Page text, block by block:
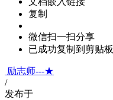
复制
微信扫一扫分享
已成功复制到剪贴板
励志师---★
/
发布于